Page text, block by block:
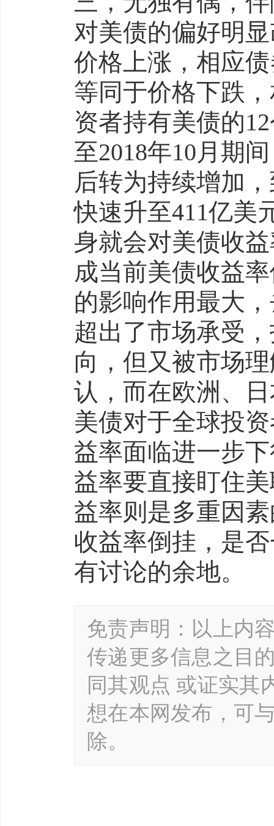
对美债的偏好明
价格上涨，相应
等同于价格下跌
资者持有美债的
至2018年10月期
后转为持续增加
快速升至411亿美
身就会对美债收
成当前美债收益
的影响作用最大
超出了市场承受
向，但又被市场
认，而在欧洲、
美债对于全球投
益率面临进一步
益率要直接盯住
益率则是多重因
收益率倒挂，是
有讨论的余地。
免责声明：以上内
传递更多信息之目
同其观点 或证实其
想在本网发布，可
除。